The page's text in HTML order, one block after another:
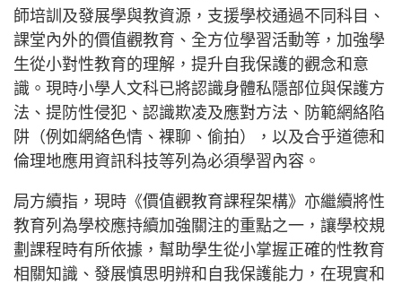
師培訓及發展學與教資源，支援學校通過不同科目、
課堂內外的價值觀教育、全方位學習活動等，加強學
生從小對性教育的理解，提升自我保護的觀念和意
識。現時小學人文科已將認識身體私隱部位與保護方
法、提防性侵犯、認識欺凌及應對方法、防範網絡陷
阱（例如網絡色情、裸聊、偷拍），以及合乎道德和
倫理地應用資訊科技等列為必須學習內容。
局方續指，現時《價值觀教育課程架構》亦繼續將性
教育列為學校應持續加強關注的重點之一，讓學校規
劃課程時有所依據，幫助學生從小掌握正確的性教育
相關知識、發展慎思明辨和自我保護能力，在現實和